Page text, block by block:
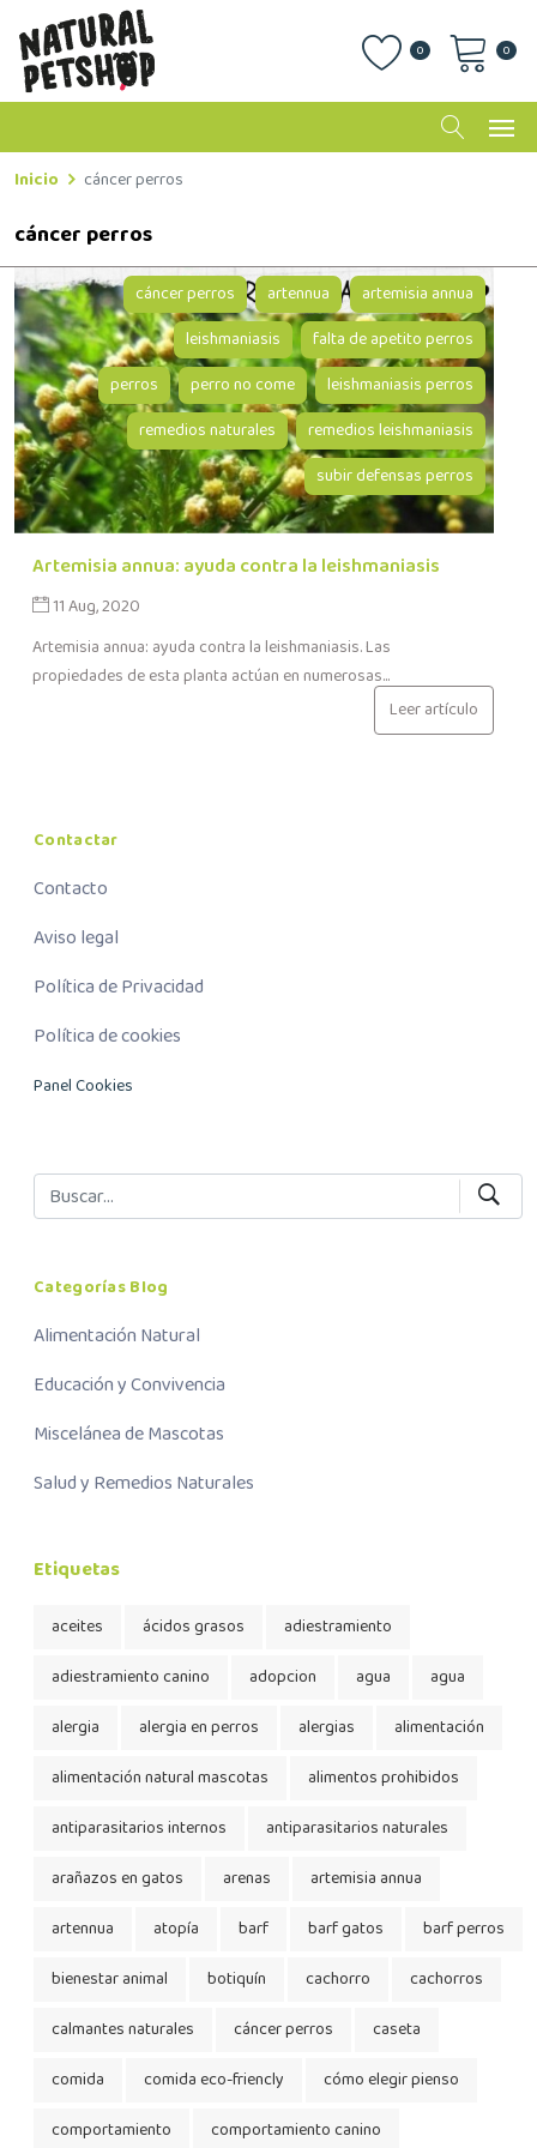
0 0
Inicio cáncer perros
cáncer perros
artemisia annua
artennua
cáncer perros
falta de apetito perros
leishmaniasis
leishmaniasis perros
perro no come
perros
remedios leishmaniasis
remedios naturales
subir defensas perros
Artemisia annua: ayuda contra la leishmaniasis
11 Aug, 2020
Artemisia annua: ayuda contra la leishmaniasis. Las
propiedades de esta planta actúan en numerosas...
Leer artículo
Contactar
Contacto
Aviso legal
Política de Privacidad
Política de cookies
Panel Cookies
Categorías Blog
Alimentación Natural
Educación y Convivencia
Miscelánea de Mascotas
Salud y Remedios Naturales
Etiquetas
aceites ácidos grasos
adiestramiento
adiestramiento canino
adopcion agua
agua
alergia
alergia en perros alergias
alimentación
alimentación natural mascotas
alimentos prohibidos
antiparasitarios internos
antiparasitarios naturales
arañazos en gatos
arenas
artemisia annua
artennua
atopía barf barf gatos
barf perros
bienestar animal
botiquín cachorro
cachorros
calmantes naturales
cáncer perros
caseta
comida
comida eco-friencly
cómo elegir pienso
comportamiento
comportamiento canino